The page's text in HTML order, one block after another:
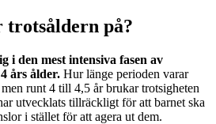
på?
i den mest intensiva fasen av
års ålder. Hur länge perioden varar
runt 4 till 4,5 år brukar trotsigheten
utvecklats tillräckligt för att barnet ska
i stället för att agera ut dem.